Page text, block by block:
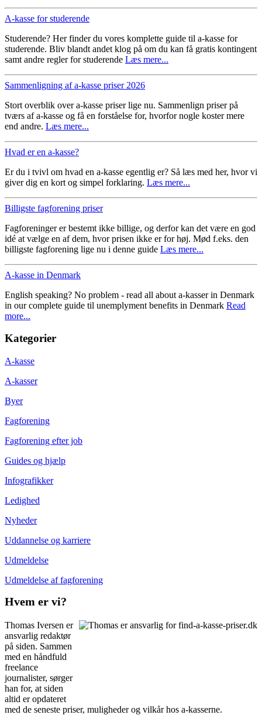
A-kasse for studerende
Studerende? Her finder du vores komplette guide til a-kasse for
studerende. Bliv blandt andet klog på om du kan få gratis kontingent
samt andre regler for studerende Læs mere...
Sammenligning af a-kasse priser 2026
Stort overblik over a-kasse priser lige nu. Sammenlign priser på
tværs af a-kasse og få en forståelse for, hvorfor nogle koster mere
end andre. Læs mere...
Hvad er en a-kasse?
Er du i tvivl om hvad en a-kasse egentlig er? Så læs med her, hvor vi
giver dig en kort og simpel forklaring. Læs mere...
Billigste fagforening priser
Fagforeninger er bestemt ikke billige, og derfor kan det være en god
idé at vælge en af dem, hvor prisen ikke er for høj. Mød f.eks. den
billigste fagforening lige nu i denne guide Læs mere...
A-kasse in Denmark
English speaking? No problem - read all about a-kasser in Denmark
in our complete guide til unemplyment benefits in Denmark Read
more...
Kategorier
A-kasse
A-kasser
Byer
Fagforening
Fagforening efter job
Guides og hjælp
Infografikker
Ledighed
Nyheder
Uddannelse og karriere
Udmeldelse
Udmeldelse af fagforening
Hvem er vi?
Thomas Iversen er
ansvarlig redaktør
på siden. Sammen
med en håndfuld
freelance
journalister, sørger
han for, at siden
altid er opdateret
med de seneste priser, muligheder og vilkår hos a-kasserne.